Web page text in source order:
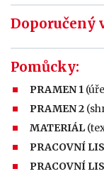
Doporučený
Pomůcky:
PRAMEN 1
PRAMEN 2
MATERIÁL
PRACOVNÍ
PRACOVNÍ